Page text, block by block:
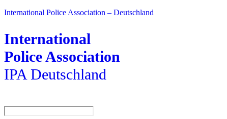
International Police Association – Deutschland
International
Police Association
IPA Deutschland